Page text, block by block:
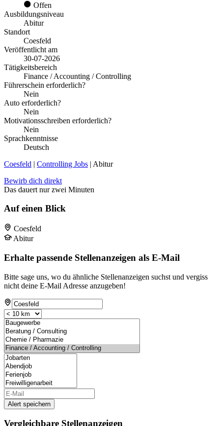
Offen
Ausbildungsniveau
Abitur
Standort
Coesfeld
Veröffentlicht am
30-07-2026
Tätigkeitsbereich
Finance / Accounting / Controlling
Führerschein erforderlich?
Nein
Auto erforderlich?
Nein
Motivationsschreiben erforderlich?
Nein
Sprachkenntnisse
Deutsch
Coesfeld | Controlling Jobs | Abitur
Bewirb dich direkt
Das dauert nur zwei Minuten
Auf einen Blick
Coesfeld
Abitur
Erhalte passende Stellenanzeigen als E-Mail
Bitte sage uns, wo du ähnliche Stellenanzeigen suchst und vergiss
nicht deine E-Mail Adresse anzugeben!
Alert speichern
Vergleichbare Stellenanzeigen